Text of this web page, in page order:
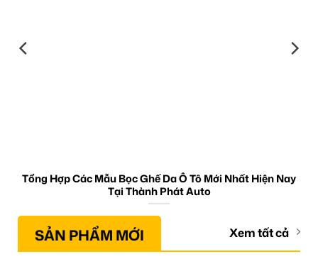
Tổng Hợp Các Mẫu Bọc Ghế Da Ô Tô Mới Nhất Hiện Nay
Tại Thành Phát Auto
SẢN PHẨM MỚI Xem tất cả